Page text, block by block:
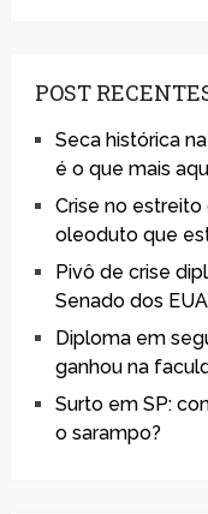
POST
Seca histórica
é o que mais
Crise no
oleoduto que
Pivô de crise
Senado dos
Diploma em
ganhou na
Surto em SP:
o sarampo?